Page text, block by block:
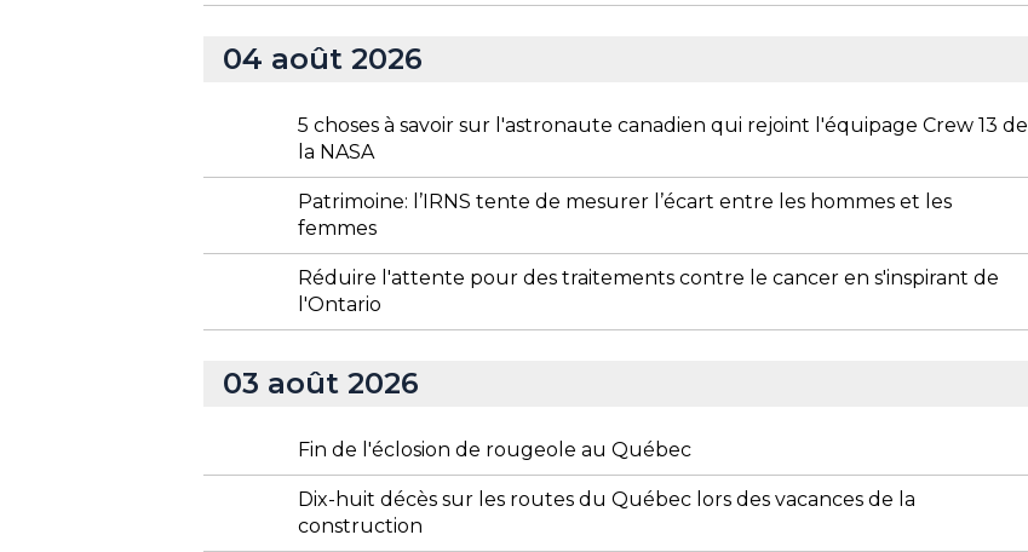
04 août 2026
5 choses à savoir sur l'astronaute canadien qui rejoint l'équipage Crew 13 de
la NASA
Patrimoine: l’IRNS tente de mesurer l’écart entre les hommes et les
femmes
Réduire l'attente pour des traitements contre le cancer en s'inspirant de
l'Ontario
03 août 2026
Fin de l'éclosion de rougeole au Québec
Dix-huit décès sur les routes du Québec lors des vacances de la
construction